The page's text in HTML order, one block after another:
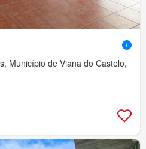
Município de Viana do Castelo,